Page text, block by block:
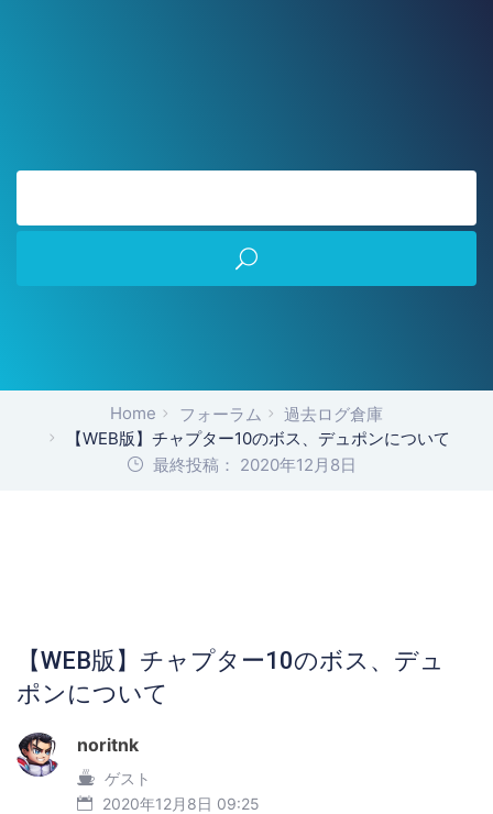
Home フォーラム
過去ログ倉庫
【WEB版】チャプター10のボス、デュポンについて
最終投稿： 2020年12月8日
【WEB版】チャプター10のボス、デュ
ポンについて
noritnk
ゲスト
2020年12月8日 09:25